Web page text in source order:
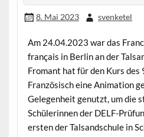
8. Mai 2023 svenketel
Am 24.04.2023 war das
français in Berlin an der
Fromant hat für den Kurs des
Französisch eine Animation
Gelegenheit genutzt, um die
Schülerinnen der DELF-
ersten der Talsandschule in